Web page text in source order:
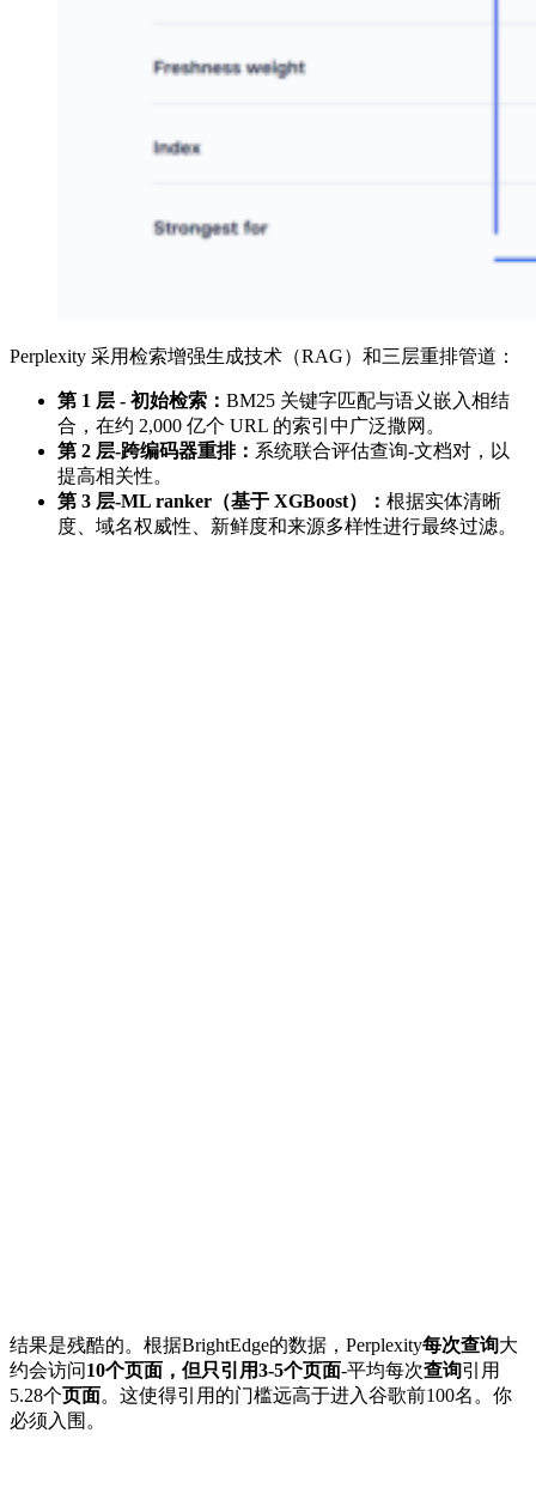
Perplexity 采用检索增强生成技术（RAG）和三层重排管道：
第 1 层 - 初始检索： BM25 关键字匹配与语义嵌入相结
合，在约 2,000 亿个 URL 的索引中广泛撒网。
第 2 层-跨编码器重排： 系统联合评估查询-文档对，以
提高相关性。
第 3 层-ML ranker（基于 XGBoost）： 根据实体清晰
度、域名权威性、新鲜度和来源多样性进行最终过滤。
结果是残酷的。根据BrightEdge的数据，Perplexity每次查询大
约会访问10个页面，但只引用3-5个页面-平均每次查询引用
5.28个页面。这使得引用的门槛远高于进入谷歌前100名。你
必须入围。